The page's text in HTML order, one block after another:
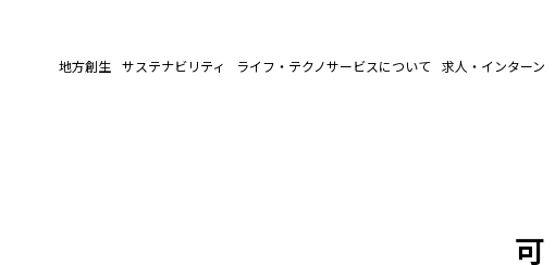
地方創生 サステナビリティ ライフ・テクノサービスについて 求人・インターン